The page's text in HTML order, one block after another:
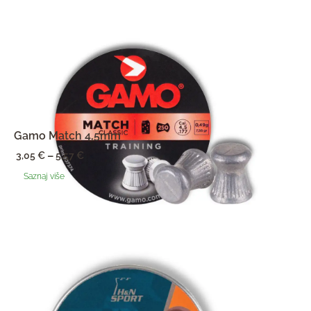
Gamo Match 4,5mm
3,05€ – 5,57 €
Raspon
cijena:
Saznaj više